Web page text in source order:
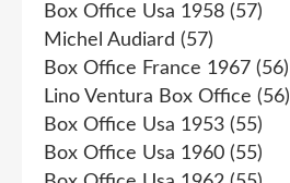
Box Office Usa 1958 (57)
Michel Audiard (57)
Box Office France 1967 (56)
Lino Ventura Box Office (56)
Box Office Usa 1953 (55)
Box Office Usa 1960 (55)